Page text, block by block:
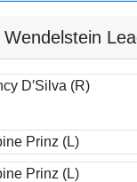
Wendelstein
D′Silva (R)
Prinz (L)
Prinz (L)